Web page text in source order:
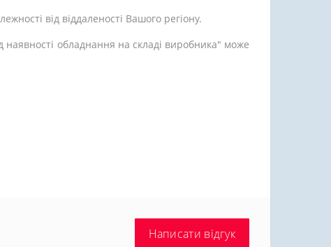
від віддаленості Вашого регіону.
наявності обладнання на складі виробника" може
Написати відгук